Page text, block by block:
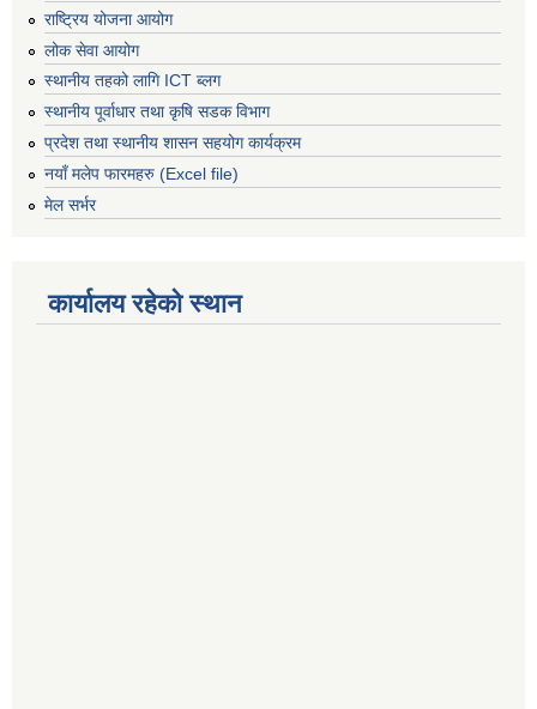
राष्ट्रिय योजना आयोग
लोक सेवा आयोग
स्थानीय तहको लागि ICT ब्लग
स्थानीय पूर्वाधार तथा कृषि सडक विभाग
प्रदेश तथा स्थानीय शासन सहयोग कार्यक्रम
नयाँ मलेप फारमहरु (Excel file)
मेल सर्भर
कार्यालय रहेको स्थान